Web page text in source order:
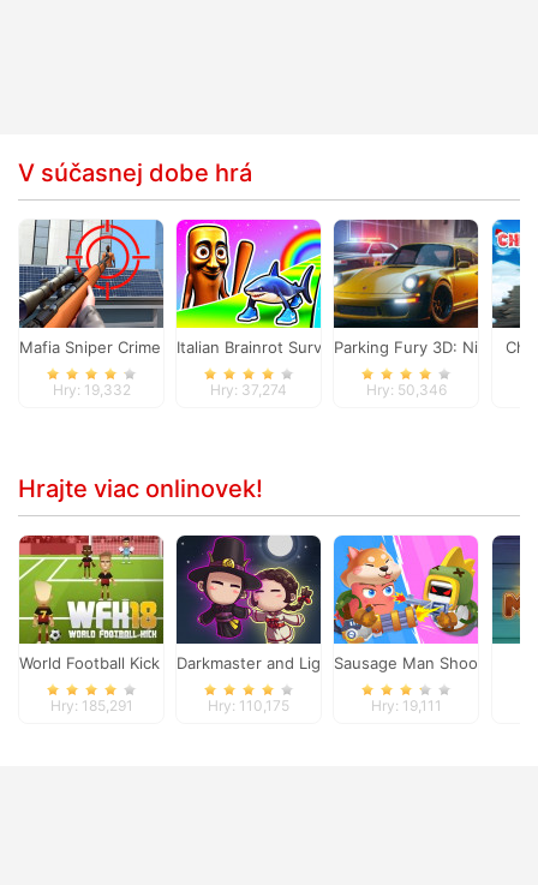
V súčasnej dobe hrá
Mafia Sniper Crime Shooting
Hry: 19,332
Italian Brainrot Survive Parkour
Hry: 37,274
Parking Fury 3D: Night City
Hry: 50,346
Hrajte viac onlinovek!
World Football Kick 2018
Hry: 185,291
Darkmaster and Lightmaiden
Hry: 110,175
Sausage Man Shooting
Hry: 19,111